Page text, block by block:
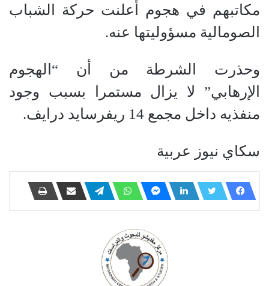
مكاتبهم في هجوم أعلنت حركة الشباب
الصومالية مسؤوليتها عنه.
وحذرت الشرطة من أن “الهجوم
الإرهابي” لا يزال مستمرا بسبب وجود
منفذيه داخل مجمع 14 ريفرسايد درايف.
سكاي نيوز عربية